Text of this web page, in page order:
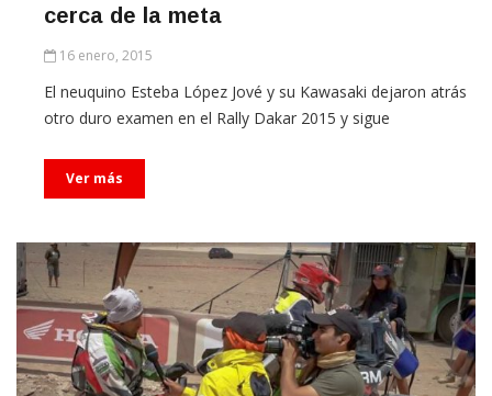
cerca de la meta
16 enero, 2015
El neuquino Esteba López Jové y su Kawasaki dejaron atrás
otro duro examen en el Rally Dakar 2015 y sigue
Ver más